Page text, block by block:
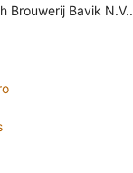
Brouwerij Bavik N.V..